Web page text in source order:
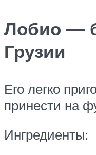
Лобио —
Грузии
Его легко
принести на
Ингредиенты: